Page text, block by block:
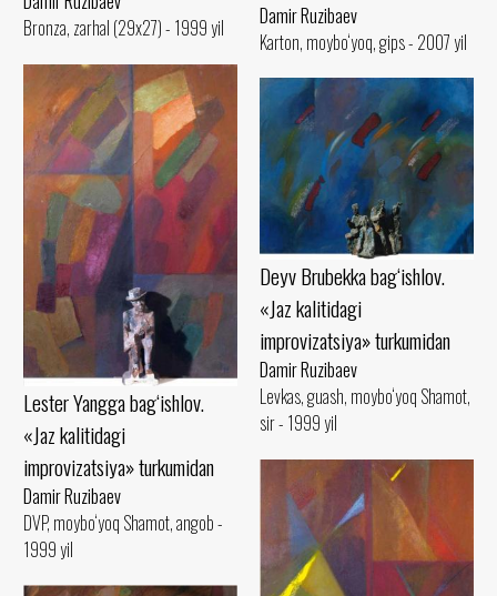
Damir Ruzibaev
Karton, moybo‘yoq, gips - 2007 yil
Bronza, zarhal (29x27) - 1999 yil
Lester Yangga bag‘ishlov.
«Jaz kalitidagi
improvizatsiya» turkumidan
Damir Ruzibaev
DVP, moybo‘yoq Shamot, angob -
1999 yil
Deyv Brubekka bag‘ishlov.
«Jaz kalitidagi
improvizatsiya» turkumidan
Damir Ruzibaev
Levkas, guash, moybo‘yoq Shamot,
sir - 1999 yil